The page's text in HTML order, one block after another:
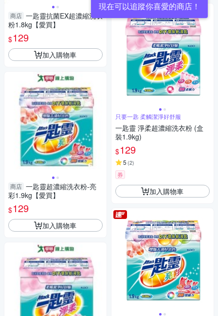
商店 一匙靈抗菌EX超濃縮洗衣
粉1.8kg【愛買】
$129
加入購物車
商店 一匙靈超濃縮洗衣粉-亮
彩1.9kg【愛買】
$129
加入購物車
現在可以追蹤你喜愛的商店！
只要一匙 柔觸潔淨好舒服
一匙靈 淨柔超濃縮洗衣粉 (盒
裝1.9kg)
$129
5 (2)
券
加入購物車